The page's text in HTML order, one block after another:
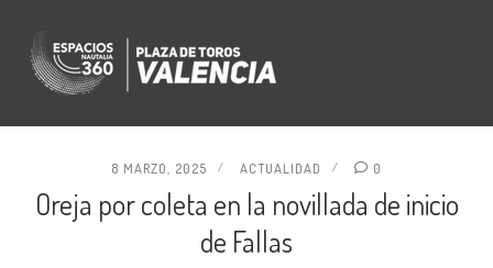
8 MARZO, 2025 ACTUALIDAD 0
Oreja por coleta en la novillada de inicio
de Fallas